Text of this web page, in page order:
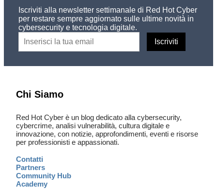
Iscriviti alla newsletter settimanale di Red Hot Cyber
per restare sempre aggiornato sulle ultime novità in
cybersecurity e tecnologia digitale.
Chi Siamo
Red Hot Cyber è un blog dedicato alla cybersecurity,
cybercrime, analisi vulnerabilità, cultura digitale e
innovazione, con notizie, approfondimenti, eventi e risorse
per professionisti e appassionati.
Contatti
Partners
Community Hub
Academy